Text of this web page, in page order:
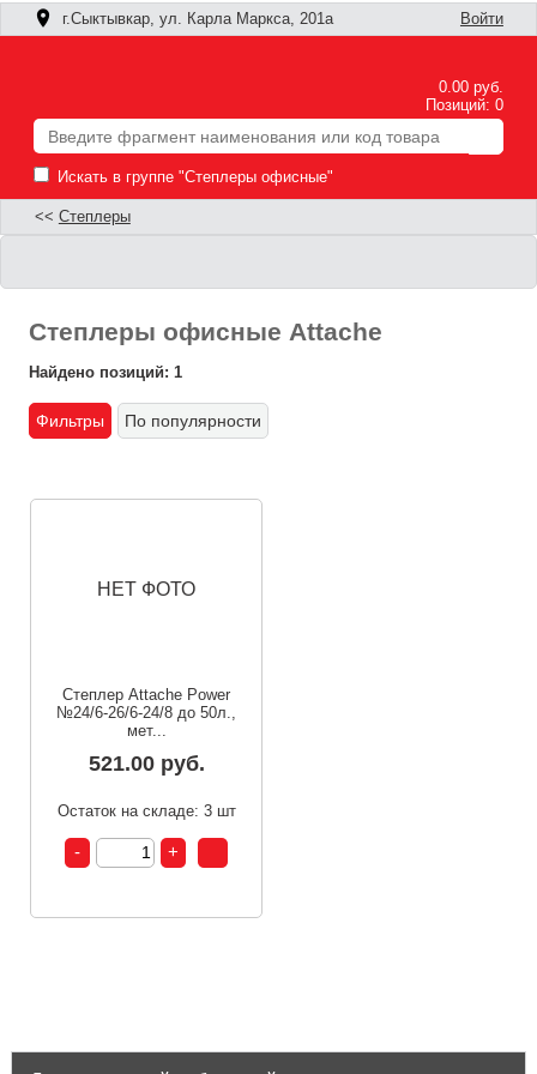
г.Сыктывкар, ул. Карла Маркса, 201а Войти
0.00 руб.
Позиций: 0
Искать в группе "Степлеры офисные"
<< Степлеры
Степлеры офисные Attache
Найдено позиций: 1
Фильтры По популярности
НЕТ ФОТО
Степлер Attache Power
№24/6-26/6-24/8 до 50л.,
мет...
521.00 руб.
Остаток на складе: 3 шт